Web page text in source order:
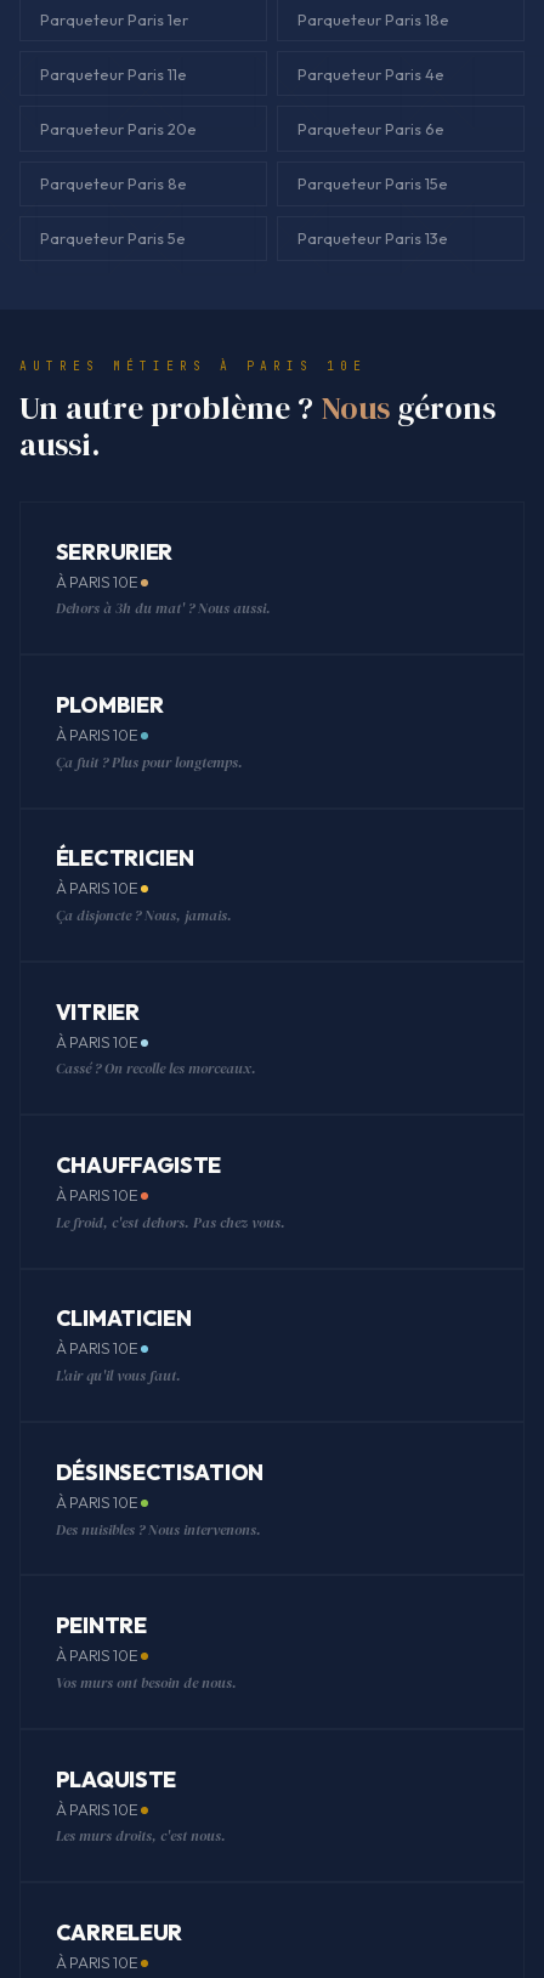
Parqueteur Paris 1er Parqueteur Paris 18e
Parqueteur Paris 11e Parqueteur Paris 4e
Parqueteur Paris 20e Parqueteur Paris 6e
Parqueteur Paris 8e Parqueteur Paris 15e
Parqueteur Paris 5e Parqueteur Paris 13e
AUTRES MÉTIERS À PARIS 10E
Un autre problème ? Nous gérons
aussi.
SERRURIER
À PARIS 10E
Dehors à 3h du mat' ? Nous aussi.
PLOMBIER
À PARIS 10E
Ça fuit ? Plus pour longtemps.
ÉLECTRICIEN
À PARIS 10E
Ça disjoncte ? Nous, jamais.
VITRIER
À PARIS 10E
Cassé ? On recolle les morceaux.
CHAUFFAGISTE
À PARIS 10E
Le froid, c'est dehors. Pas chez vous.
CLIMATICIEN
À PARIS 10E
L'air qu'il vous faut.
DÉSINSECTISATION
À PARIS 10E
Des nuisibles ? Nous intervenons.
PEINTRE
À PARIS 10E
Vos murs ont besoin de nous.
PLAQUISTE
À PARIS 10E
Les murs droits, c'est nous.
CARRELEUR
À PARIS 10E